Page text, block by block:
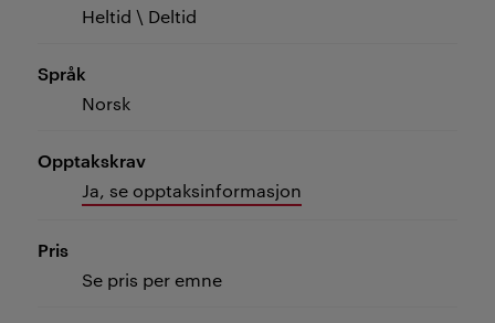
Heltid \ Deltid
Språk
Norsk
Opptakskrav
Ja, se opptaksinformasjon
Pris
Se pris per emne